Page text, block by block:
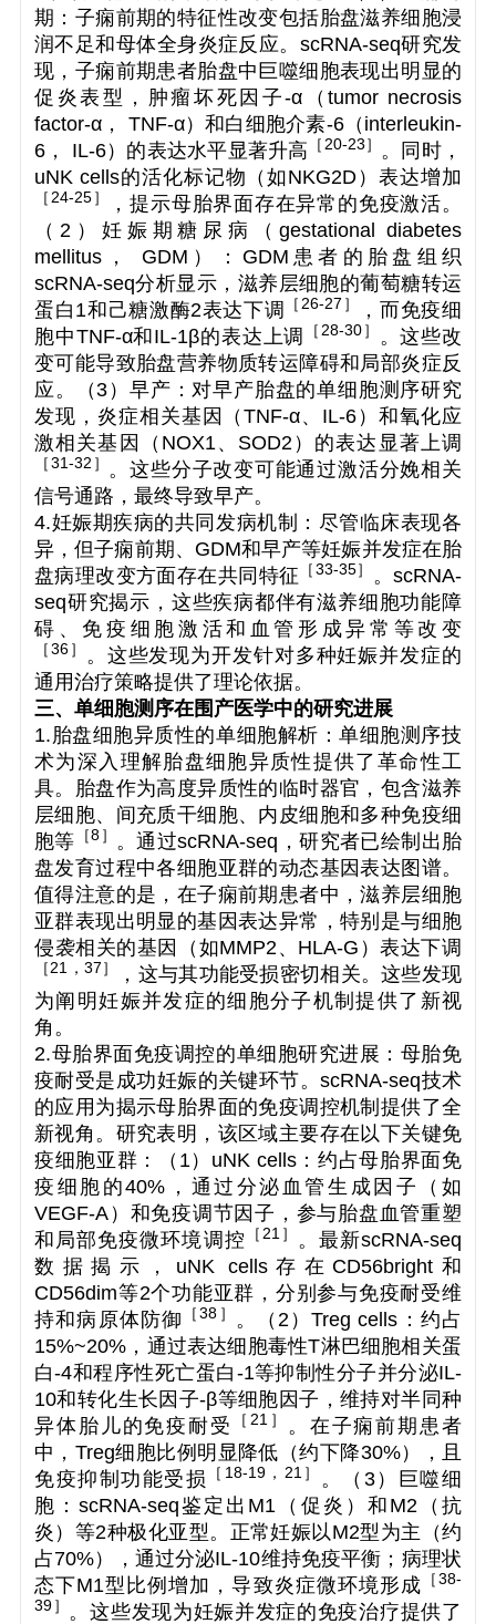
期：子痫前期的特征性改变包括胎盘滋养细胞浸
润不足和母体全身炎症反应。scRNA-seq研究发
现，子痫前期患者胎盘中巨噬细胞表现出明显的
促炎表型，肿瘤坏死因子-α（tumor necrosis
factor-α， TNF-α）和白细胞介素-6（interleukin-
6， IL-6）的表达水平显著升高 ［ 20-23 ］ 。同时，
uNK cells的活化标记物（如NKG2D）表达增加
［ 24-25］
，提示母胎界面存在异常的免疫激活。
（2）妊娠期糖尿病（gestational diabetes
mellitus， GDM）：GDM患者的胎盘组织
scRNA-seq分析显示，滋养层细胞的葡萄糖转运
蛋白1和己糖激酶2表达下调
［26-27 ］
，而免疫细
胞中TNF-α和IL-1β的表达上调
［ 28-30］ 。这些改
变可能导致胎盘营养物质转运障碍和局部炎症反
应。（3）早产：对早产胎盘的单细胞测序研究
发现，炎症相关基因（TNF-α、IL-6）和氧化应
激相关基因（ NOX1、 SOD2 ）的表达显著上调
［ 31-32 ］ 。这些分子改变可能通过激活分娩相关
信号通路，最终导致早产。
4.妊娠期疾病的共同发病机制：尽管临床表现各
异，但子痫前期、GDM和早产等妊娠并发症在胎
盘病理改变方面存在共同特征 ［ 33-35］ 。scRNA-
seq研究揭示，这些疾病都伴有滋养细胞功能障
碍、免疫细胞激活和血管形成异常等改变
［ 36］ 。这些发现为开发针对多种妊娠并发症的
通用治疗策略提供了理论依据。
三、单细胞测序在围产医学中的研究进展
1.胎盘细胞异质性的单细胞解析：单细胞测序技
术为深入理解胎盘细胞异质性提供了革命性工
具。胎盘作为高度异质性的临时器官，包含滋养
层细胞、间充质干细胞、内皮细胞和多种免疫细
胞等 ［8 ］ 。通过scRNA-seq，研究者已绘制出胎
盘发育过程中各细胞亚群的动态基因表达图谱。
值得注意的是，在子痫前期患者中，滋养层细胞
亚群表现出明显的基因表达异常，特别是与细胞
侵袭相关的基因（如MMP2、 HLA-G ）表达下调
［21 ，37 ］
，这与其功能受损密切相关。这些发现
为阐明妊娠并发症的细胞分子机制提供了新视
角。
2.母胎界面免疫调控的单细胞研究进展：母胎免
疫耐受是成功妊娠的关键环节。scRNA-seq技术
的应用为揭示母胎界面的免疫调控机制提供了全
新视角。研究表明，该区域主要存在以下关键免
疫细胞亚群：（1）uNK cells：约占母胎界面免
疫细胞的40%，通过分泌血管生成因子（如
VEGF-A）和免疫调节因子，参与胎盘血管重塑
和局部免疫微环境调控
［ 21］ 。最新scRNA-seq
数据揭示，uNK cells存在CD56bright和
CD56dim等2个功能亚群，分别参与免疫耐受维
持和病原体防御
［38 ］ 。（2）Treg cells：约占
15%~20%，通过表达细胞毒性T淋巴细胞相关蛋
白-4和程序性死亡蛋白-1等抑制性分子并分泌IL-
10和转化生长因子-β等细胞因子，维持对半同种
异体胎儿的免疫耐受
［ 21］ 。在子痫前期患者
中，Treg细胞比例明显降低（约下降30%），且
免疫抑制功能受损
［ 18-19，21］ 。（3）巨噬细
胞：scRNA-seq鉴定出M1（促炎）和M2（抗
炎）等2种极化亚型。正常妊娠以M2型为主（约
占70%），通过分泌IL-10维持免疫平衡；病理状
态下M1型比例增加，导致炎症微环境形成 ［ 38-
39 ］ 。这些发现为妊娠并发症的免疫治疗提供了